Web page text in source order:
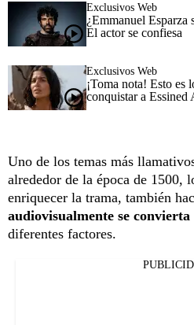
Exclusivos Web
¿Emmanuel Esparza
El actor se confiesa
Exclusivos Web
¡Toma nota! Esto es
conquistar a Essined
Uno de los temas más
alrededor de la época de 1500,
enriquecer la trama, también
audiovisualmente se
diferentes factores.